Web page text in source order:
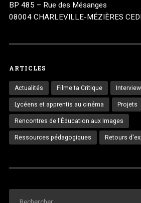
BP 485 – Rue des Mésanges
08004 CHARLEVILLE-MÉZIÈRES
ARTICLES
Actualités Filme ta Critique Interview
Lycéens et apprentis au cinéma Projets
Rencontres de l'Éducation aux Images
Ressources pédagogiques Retours